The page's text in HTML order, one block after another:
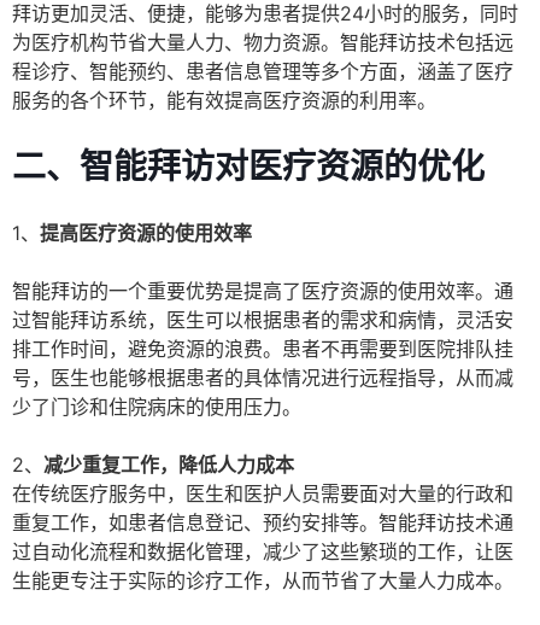
拜访更加灵活、便捷，能够为患者提供24小时的服务，同时
为医疗机构节省大量人力、物力资源。智能拜访技术包括远
程诊疗、智能预约、患者信息管理等多个方面，涵盖了医疗
服务的各个环节，能有效提高医疗资源的利用率。
二、智能拜访对医疗资源的优化
1、 提高医疗资源的使用效率
智能拜访的一个重要优势是提高了医疗资源的使用效率。通
过智能拜访系统，医生可以根据患者的需求和病情，灵活安
排工作时间，避免资源的浪费。患者不再需要到医院排队挂
号，医生也能够根据患者的具体情况进行远程指导，从而减
少了门诊和住院病床的使用压力。
2、 减少重复工作，降低人力成本
在传统医疗服务中，医生和医护人员需要面对大量的行政和
重复工作，如患者信息登记、预约安排等。智能拜访技术通
过自动化流程和数据化管理，减少了这些繁琐的工作，让医
生能更专注于实际的诊疗工作，从而节省了大量人力成本。